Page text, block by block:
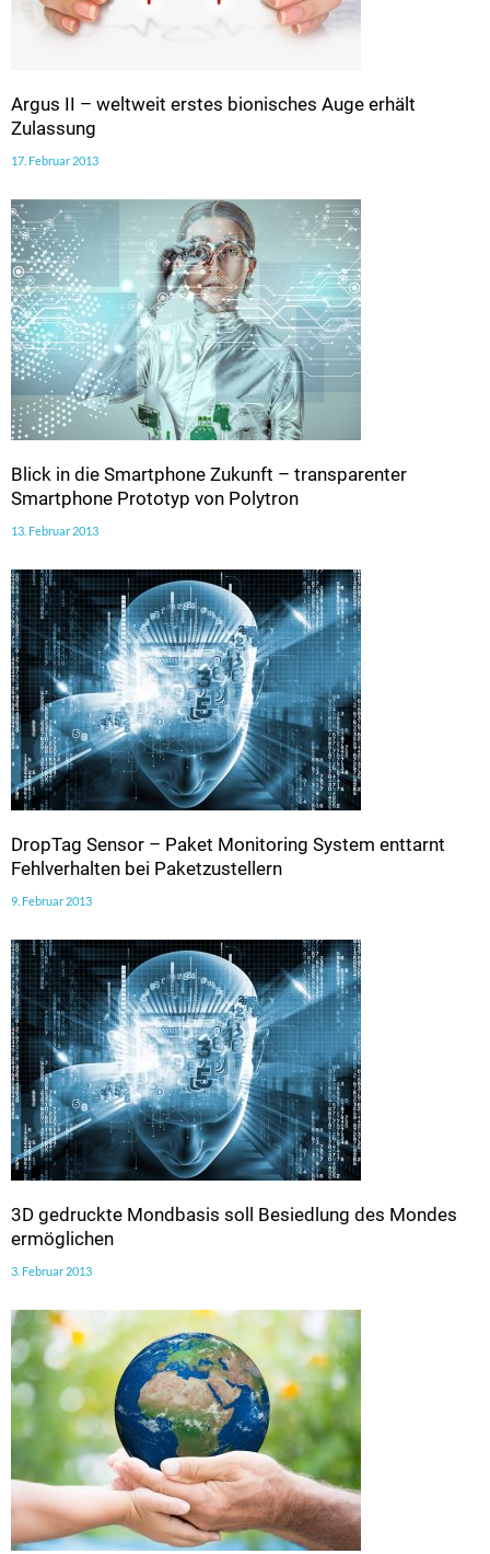
Argus II – weltweit erstes bionisches Auge erhält
Zulassung
17. Februar 2013
Blick in die Smartphone Zukunft – transparenter
Smartphone Prototyp von Polytron
13. Februar 2013
DropTag Sensor – Paket Monitoring System enttarnt
Fehlverhalten bei Paketzustellern
9. Februar 2013
3D gedruckte Mondbasis soll Besiedlung des Mondes
ermöglichen
3. Februar 2013